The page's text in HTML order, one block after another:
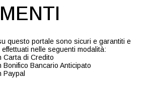
questo portale sono sicuri e garantiti e
nelle seguenti modalità:
Carta di Credito
Bonifico Bancario Anticipato
Paypal